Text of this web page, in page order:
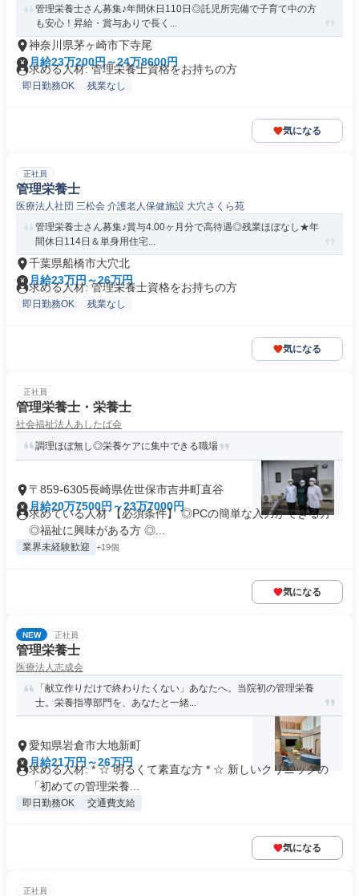
管理栄養士さん募集♪年間休日110日◎託児所完備で子育て中の方
も安心！昇給・賞与ありで長く...
神奈川県茅ヶ崎市下寺尾
月給23万200円～24万8600円
求める人材: 管理栄養士資格をお持ちの方
即日勤務OK 残業なし
気になる
正社員
管理栄養士
医療法人社団 三松会 介護老人保健施設 大穴さくら苑
管理栄養士さん募集♪賞与4.00ヶ月分で高待遇◎残業ほぼなし★年
間休日114日＆単身用住宅...
千葉県船橋市大穴北
月給23万円～26万円
求める人材: 管理栄養士資格をお持ちの方
即日勤務OK 残業なし
気になる
正社員
管理栄養士・栄養士
社会福祉法人あしたば会
調理ほぼ無し◎栄養ケアに集中できる職場
〒859-6305長崎県佐世保市吉井町直谷
月給20万7500円～23万7000円
求めている人材 【必須条件】 ◎PCの簡単な入力ができる方
◎福祉に興味がある方 ◎...
業界未経験歓迎 +19個
気になる
NEW 正社員
管理栄養士
医療法人志成会
「献立作りだけで終わりたくない」あなたへ。当院初の管理栄養
士。栄養指導部門を、あなたと一緒...
愛知県岩倉市大地新町
月給21万円～26万円
求める人材: * ☆ 明るくて素直な方 * ☆ 新しいクリニックの
「初めての管理栄養...
即日勤務OK 交通費支給
気になる
正社員